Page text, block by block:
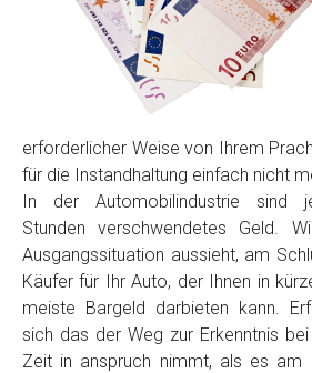
erforderlicher Weise von Ihrem
für die Instandhaltung einfach nicht
In der Automobilindustrie sind
Stunden verschwendetes Geld.
Ausgangssituation aussieht, am
Käufer für Ihr Auto, der Ihnen in
meiste Bargeld darbieten kann.
sich das der Weg zur Erkenntnis
Zeit in anspruch nimmt, als es am